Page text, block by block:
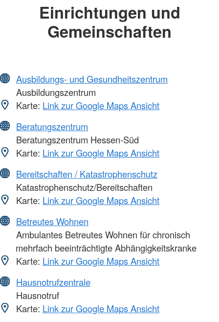
Einrichtungen und
Gemeinschaften
Ausbildungs- und Gesundheitszentrum
Ausbildungszentrum
Karte: Link zur Google Maps Ansicht
Beratungszentrum
Beratungszentrum Hessen-Süd
Karte: Link zur Google Maps Ansicht
Bereitschaften / Katastrophenschutz
Katastrophenschutz/Bereitschaften
Karte: Link zur Google Maps Ansicht
Betreutes Wohnen
Ambulantes Betreutes Wohnen für chronisch
mehrfach beeinträchtigte Abhängigkeitskranke
Karte: Link zur Google Maps Ansicht
Hausnotrufzentrale
Hausnotruf
Karte: Link zur Google Maps Ansicht